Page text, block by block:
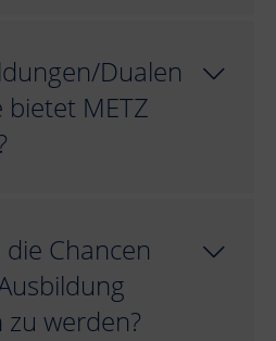
Dualen
METZ
Chancen
werden?